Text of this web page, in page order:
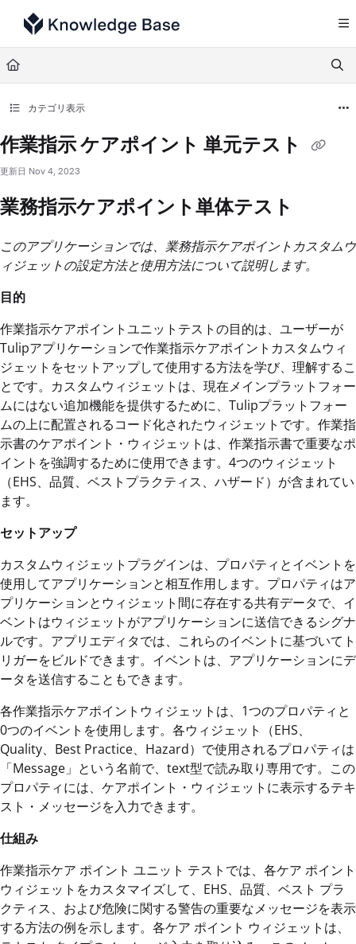
Documentation Index
Fetch the complete documentation index at:
Use this file to discover all available pages before exploring further.
カテゴリ表示
作業指示 ケアポイント 単元テスト
更新日 Nov 4, 2023
業務指示ケアポイント単体テスト
このアプリケーションでは、業務指示ケアポイントカスタムウ
ィジェットの設定方法と使用方法について説明します。
目的
作業指示ケアポイントユニットテストの目的は、ユーザーが
Tulipアプリケーションで作業指示ケアポイントカスタムウィ
ジェットをセットアップして使用する方法を学び、理解するこ
とです。カスタムウィジェットは、現在メインプラットフォー
ムにはない追加機能を提供するために、Tulipプラットフォー
ムの上に配置されるコード化されたウィジェットです。作業指
示書のケアポイント・ウィジェットは、作業指示書で重要なポ
イントを強調するために使用できます。4つのウィジェット
（EHS、品質、ベストプラクティス、ハザード）が含まれてい
ます。
セットアップ
カスタムウィジェットプラグインは、プロパティとイベントを
使用してアプリケーションと相互作用します。プロパティはア
プリケーションとウィジェット間に存在する共有データで、イ
ベントはウィジェットがアプリケーションに送信できるシグナ
ルです。アプリエディタでは、これらのイベントに基づいてト
リガーをビルドできます。イベントは、アプリケーションにデ
ータを送信することもできます。
各作業指示ケアポイントウィジェットは、1つのプロパティと
0つのイベントを使用します。各ウィジェット（EHS、
Quality、Best Practice、Hazard）で使用されるプロパティは
「Message」という名前で、text型で読み取り専用です。この
プロパティには、ケアポイント・ウィジェットに表示するテキ
スト・メッセージを入力できます。
仕組み
作業指示ケア ポイント ユニット テストでは、各ケア ポイント
ウィジェットをカスタマイズして、EHS、品質、ベスト プラ
クティス、および危険に関する警告の重要なメッセージを表示
する方法の例を示します。各ケア ポイント ウィジェットは、